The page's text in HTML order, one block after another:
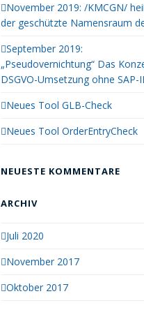
November 2019: /KMCGN/
der geschützte Namensraum
September 2019:
„Pseudovernichtung“ Das
DSGVO-Umsetzung ohne SAP-
Neues Tool GLB-Check
Neues Tool OrderEntryCheck
NEUESTE KOMMENTARE
ARCHIV
Juli 2020
November 2017
Oktober 2017